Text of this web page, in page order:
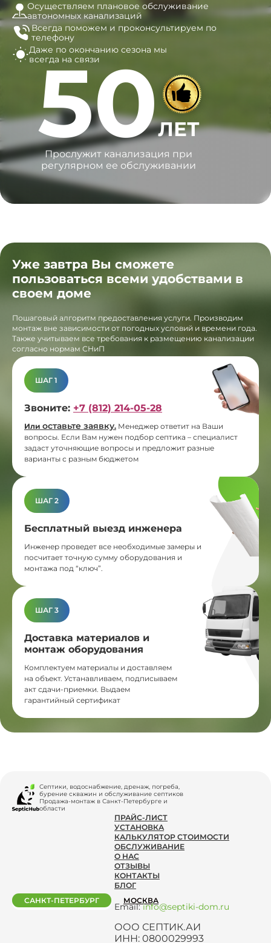
Осуществляем плановое обслуживание
автономных канализаций
Всегда поможем и проконсультируем по
телефону
Даже по окончанию сезона мы
всегда на связи
50ЛЕТ
Прослужит канализация при
регулярном ее обслуживании
Уже завтра Вы сможете
пользоваться всеми удобствами в
своем доме
Пошаговый алгоритм предоставления услуги. Производим
монтаж вне зависимости от погодных условий и времени года.
Также учитываем все требования к размещению канализации
согласно нормам СНиП
ШАГ 1
Звоните: +7 (812) 214-05-28
Или оставьте заявку. Менеджер ответит на Ваши
вопросы. Если Вам нужен подбор септика – специалист
задаст уточняющие вопросы и предложит разные
варианты с разным бюджетом
ШАГ 2
Бесплатный выезд инженера
Инженер проведет все необходимые замеры и
посчитает точную сумму оборудования и
монтажа под “ключ”.
ШАГ 3
Доставка материалов и
монтаж оборудования
Комплектуем материалы и доставляем
на объект. Устанавливаем, подписываем
акт сдачи-приемки. Выдаем
гарантийный сертификат
Септики, водоснабжение, дренаж, погреба,
бурение скважин и обслуживание септиков
Продажа-монтаж в Санкт-Петербурге и
области
ПРАЙС-ЛИСТ
УСТАНОВКА
КАЛЬКУЛЯТОР СТОИМОСТИ
ОБСЛУЖИВАНИЕ
О НАС
ОТЗЫВЫ
КОНТАКТЫ
БЛОГ
Email:info@septiki-dom.ru
ООО СЕПТИК.АИ
ИНН: 0800029993
САНКТ-ПЕТЕРБУРГ МОСКВА